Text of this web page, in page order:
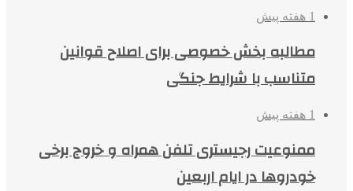
1 هفته پیش
مطالبه بخش خصوصی برای اصلاح قوانین
متناسب با شرایط جنگی
1 هفته پیش
ممنوعیت رجیستری تلفن همراه و خروج برخی
خودروها در ایام اربعین